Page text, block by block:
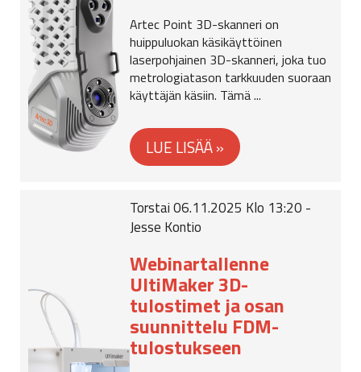
Artec Point 3D-skanneri on
huippuluokan käsikäyttöinen
laserpohjainen 3D-skanneri, joka tuo
metrologiatason tarkkuuden suoraan
käyttäjän käsiin. Tämä ...
Torstai 06.11.2025 Klo 13:20 -
Jesse Kontio
Webinartallenne
UltiMaker 3D-
tulostimet ja osan
suunnittelu FDM-
tulostukseen